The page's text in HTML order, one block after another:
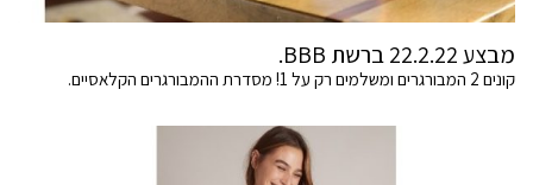
מבצע 22.2.22 ברשת BBB.
קונים 2 המבורגרים ומשלמים רק על 1! מסדרת ההמבורגרים הקלאסיים.